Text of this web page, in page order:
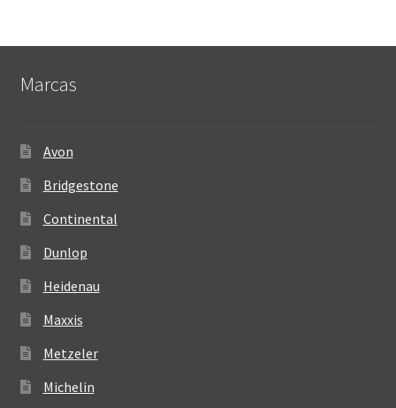
Marcas
Avon
Bridgestone
Continental
Dunlop
Heidenau
Maxxis
Metzeler
Michelin